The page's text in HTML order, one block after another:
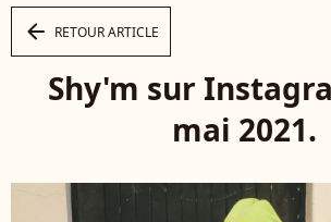
arrow_left RETOUR ARTICLE
Shy'm sur
mai 2021.